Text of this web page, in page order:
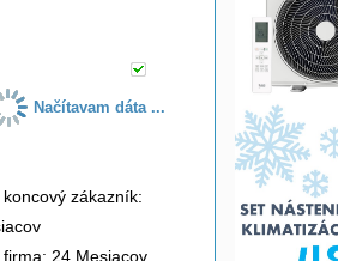
Načítavam dáta ...
zákazník:
24 Mesiacov